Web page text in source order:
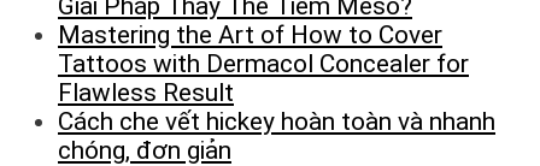
Mastering the Art of How to Cover
Tattoos with Dermacol Concealer for
Flawless Result
Cách che vết hickey hoàn toàn và nhanh
chóng, đơn giản